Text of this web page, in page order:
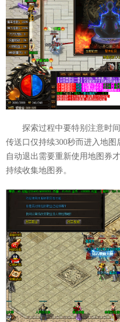
探索过程中要特别注意时
传送口仅持续300秒而进入地
自动退出需要重新使用地图券
持续收集地图券。